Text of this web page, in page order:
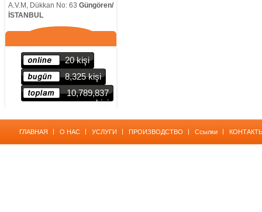
A.V.M, Dükkan No: 63 Güngören/
İSTANBUL
20 kişi
8,325 kişi
10,789,837
kişi
ГЛАВНАЯ О НАС УСЛУГИ ПРОИЗВОДСТВО Ссылки